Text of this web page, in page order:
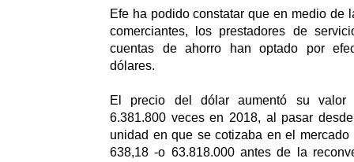
Efe ha podido constatar que en medio de
comerciantes, los prestadores de
cuentas de ahorro han optado por
dólares.
El precio del dólar aumentó su valor
6.381.800 veces en 2018, al pasar
unidad en que se cotizaba en el
638,18 -o 63.818.000 antes de la